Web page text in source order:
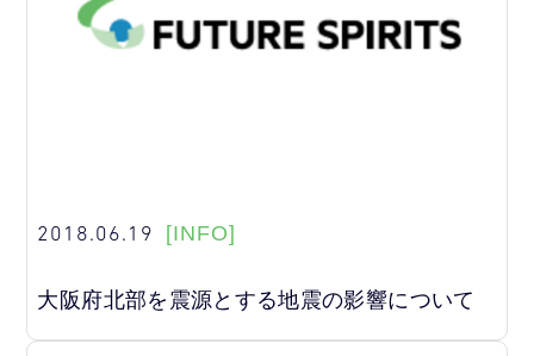
2018.06.19 [INFO]
大阪府北部を震源とする地震の影響について